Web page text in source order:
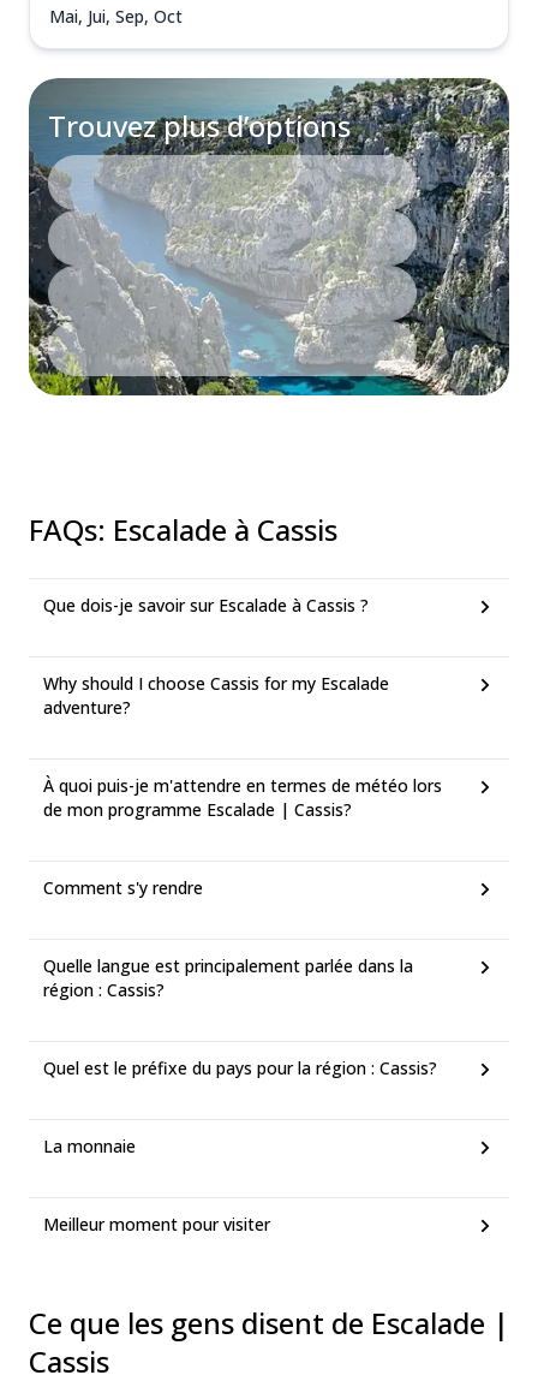
Mai, Jui, Sep, Oct
Trouvez plus d’options
FAQs: Escalade à Cassis
Que dois-je savoir sur Escalade à Cassis ?
Why should I choose Cassis for my Escalade
adventure?
À quoi puis-je m'attendre en termes de météo lors
de mon programme Escalade | Cassis?
Comment s'y rendre
Quelle langue est principalement parlée dans la
région : Cassis?
Quel est le préfixe du pays pour la région : Cassis?
La monnaie
Meilleur moment pour visiter
Ce que les gens disent de Escalade |
Cassis